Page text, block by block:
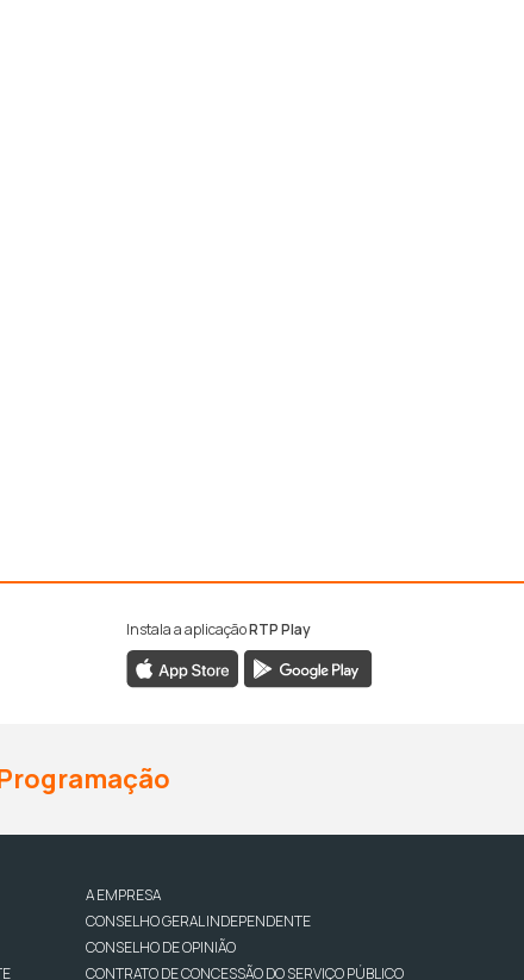
Instala a aplicaçãoRTP Play
A EMPRESA
CONSELHO GERAL INDEPENDENTE
CONSELHO DE OPINIÃO
CONTRATO DE CONCESSÃO DO SERVIÇO PÚBLICO